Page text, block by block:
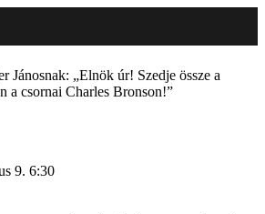
Jánosnak: „Elnök úr! Szedje össze a
a csornai Charles Bronson!”
9. 6:30